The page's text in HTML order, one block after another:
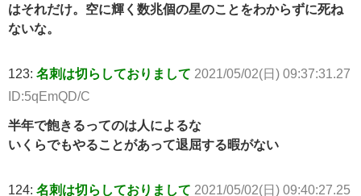
はそれだけ。空に輝く数兆個の星のことをわからずに死ね
ないな。
123: 名刺は切らしておりまして 2021/05/02(日) 09:37:31.27
ID:5qEmQD/C
半年で飽きるってのは人によるな
いくらでもやることがあって退屈する暇がない
124: 名刺は切らしておりまして 2021/05/02(日) 09:40:27.25